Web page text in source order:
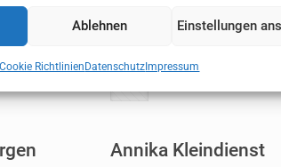
Ablehnen Einstellungen
Cookie RichtlinienDatenschutzImpressum
Annika Kleindienst